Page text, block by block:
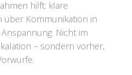
hilft: klare
über Kommunikation in
Nicht im
– sondern vorher,